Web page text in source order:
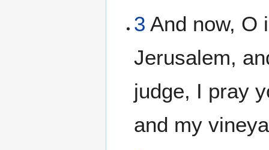
3 And now, O
Jerusalem,
judge, I pray
and my